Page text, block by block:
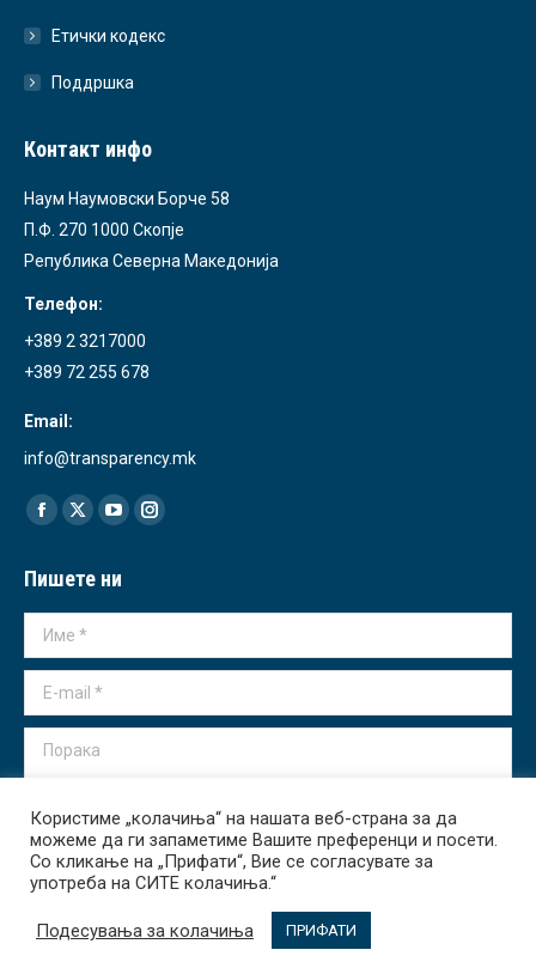
Етички кодекс
Поддршка
Контакт инфо
Наум Наумовски Борче 58
П.Ф. 270 1000 Скопје
Република Северна Македонија
Телефон:
+389 2 3217000
+389 72 255 678
Email:
info@transparency.mk
Find us on:
Facebook
opens
in
new
X
opens
in
YouTube
opens
in
Instagram
in
Пишете ни
Име *
E-mail *
Порака
Испрати
Користиме „колачиња“ на нашата веб-страна за да
можеме да ги запаметиме Вашите преференци и посети.
Со кликање на „Прифати“, Вие се согласувате за
употреба на СИТЕ колачиња.“
Подесувања за колачиња ПРИФАТИ